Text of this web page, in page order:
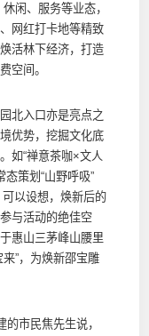
闲、服务等业态，
网红打卡地等精致
活林下经济，打造
空间。
北入口亦是亮点之
优势，挖掘文化底
如“禅意茶咖×文人
态策划“山野呼吸”
可以设想，焕新后的
与活动的绝佳空
惠山三茅峰山腰里
”，为焕新邵宝雕
市民焦先生说，